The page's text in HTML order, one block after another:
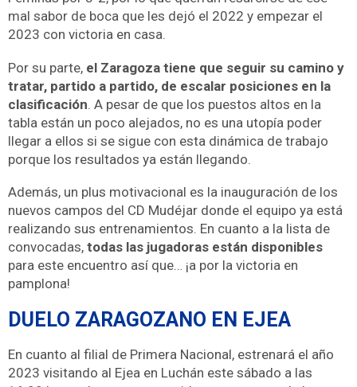
mal sabor de boca que les dejó el 2022 y empezar el
2023 con victoria en casa.
Por su parte, el Zaragoza tiene que seguir su camino y
tratar, partido a partido, de escalar posiciones en la
clasificación. A pesar de que los puestos altos en la
tabla están un poco alejados, no es una utopía poder
llegar a ellos si se sigue con esta dinámica de trabajo
porque los resultados ya están llegando.
Además, un plus motivacional es la inauguración de los
nuevos campos del CD Mudéjar donde el equipo ya está
realizando sus entrenamientos. En cuanto a la lista de
convocadas, todas las jugadoras están disponibles
para este encuentro así que… ¡a por la victoria en
pamplona!
DUELO ZARAGOZANO EN EJEA
En cuanto al filial de Primera Nacional, estrenará el año
2023 visitando al Ejea en Luchán este sábado a las